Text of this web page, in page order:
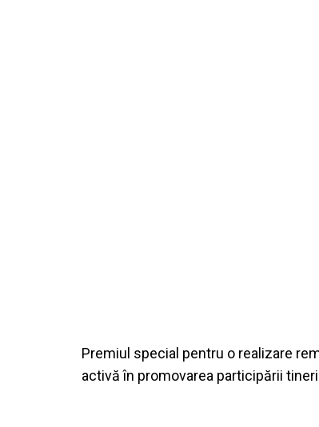
Premiul special pentru o realizare
activă în promovarea participării